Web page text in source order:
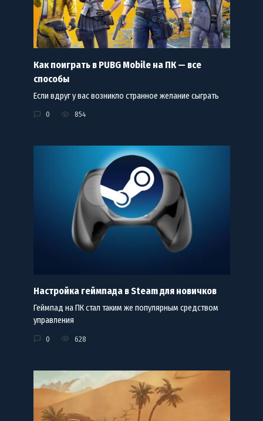
Как поиграть в PUBG Mobile на ПК — все
способы
Если вдруг у вас возникло странное желание сыграть
0 854
Настройка геймпада в Steam для новичков
Геймпад на ПК стал таким же популярным средством
управления
0 628